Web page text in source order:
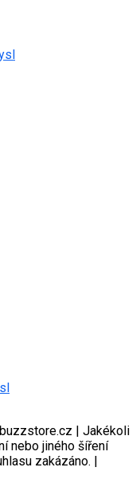
| Jakékoli
nebo jiného šíření
zakázáno. |